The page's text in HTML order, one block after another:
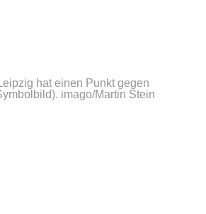
hat einen Punkt gegen
imago/Martin Stein